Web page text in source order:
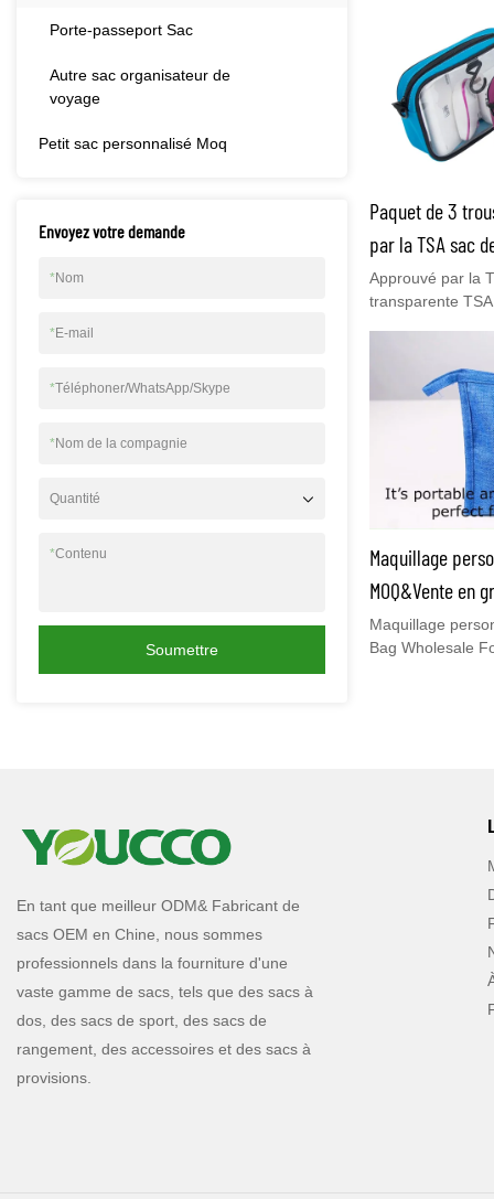
Porte-passeport Sac
Autre sac organisateur de
voyage
Petit sac personnalisé Moq
Envoyez votre demande
*Nom
*E-mail
*Téléphoner/WhatsApp/Skype
*Nom de la compagnie
Quantité
*Contenu
Soumettre
par la TSA pour
voyage les plus
n'hésitez pas à
mail
Paquet de 3
par la TSA sac
conforme aux
organisateur
Approuvé par la
transparente
4,92 x 1,97
facilement dans
de ces trousses
Maquillage
MOQ&Vente en
tout le monde
Maquillage
Bag Wholesale
MOQ&La vente
personnalisé à
sacs
vente en gros
est de style
cosmétiques en
léger et durable.
En tant que meilleur ODM& Fabricant de
sacs OEM en Chine, nous sommes
professionnels dans la fourniture d'une
vaste gamme de sacs, tels que des sacs à
dos, des sacs de sport, des sacs de
rangement, des accessoires et des sacs à
provisions.